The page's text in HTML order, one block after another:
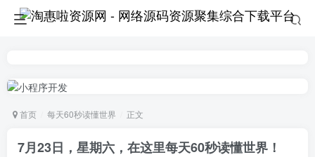
首页 每天60秒读懂世界 正文
7月23日，星期六，在这里每天60秒读懂世界！